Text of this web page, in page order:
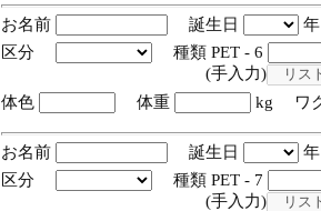
お名前 誕生日
区分
種類 PET - 6
(手入力)
体色
体重 kg ワ
お名前 誕生日
区分
種類 PET - 7
(手入力)